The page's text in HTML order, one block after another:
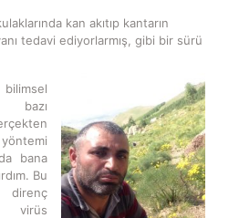
kan akıtıp kantarın
tedavi ediyorlarmış, gibi bir sürü
bazı
bana
Bu
virüs